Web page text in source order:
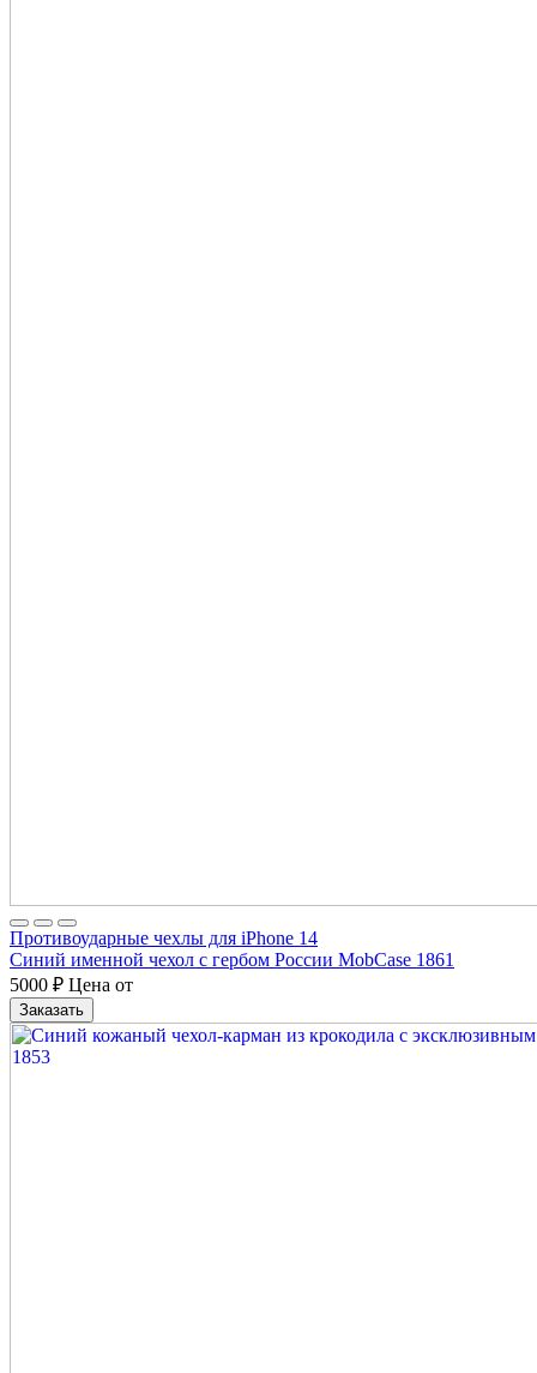
Противоударные чехлы для iPhone 14
Синий именной чехол с гербом России MobCase 1861
5000 ₽ Цена от
Заказать